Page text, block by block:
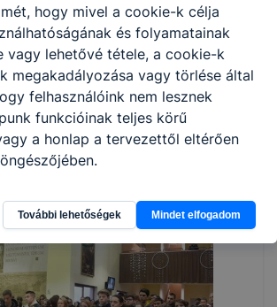
hogy mivel a cookie-k célja
és folyamatainak
vagy lehetővé tétele, a cookie-k
megakadályozása vagy törlése által
felhasználóink nem lesznek
funkcióinak teljes körű
a honlap a tervezettől eltérően
További lehetőségek Mindet elfogadom